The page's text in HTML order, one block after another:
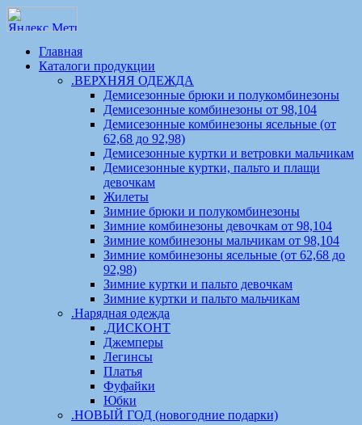
Главная
Каталоги продукции
.ВЕРХНЯЯ ОДЕЖДА
Демисезонные брюки и полукомбинезоны
Демисезонные комбинезоны от 98,104
Демисезонные комбинезоны ясельные (от
62,68 до 92,98)
Демисезонные куртки и ветровки мальчикам
Демисезонные куртки, пальто и плащи
девочкам
Жилеты
Зимние брюки и полукомбинезоны
Зимние комбинезоны девочкам от 98,104
Зимние комбинезоны мальчикам от 98,104
Зимние комбинезоны ясельные (от 62,68 до
92,98)
Зимние куртки и пальто девочкам
Зимние куртки и пальто мальчикам
.Нарядная одежда
.ДИСКОНТ
Джемперы
Легинсы
Платья
Фуфайки
Юбки
.НОВЫЙ ГОД (новогодние подарки)